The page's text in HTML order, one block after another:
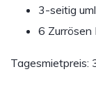
3-seitig
6 Zurrösen
Tagesmietpreis: